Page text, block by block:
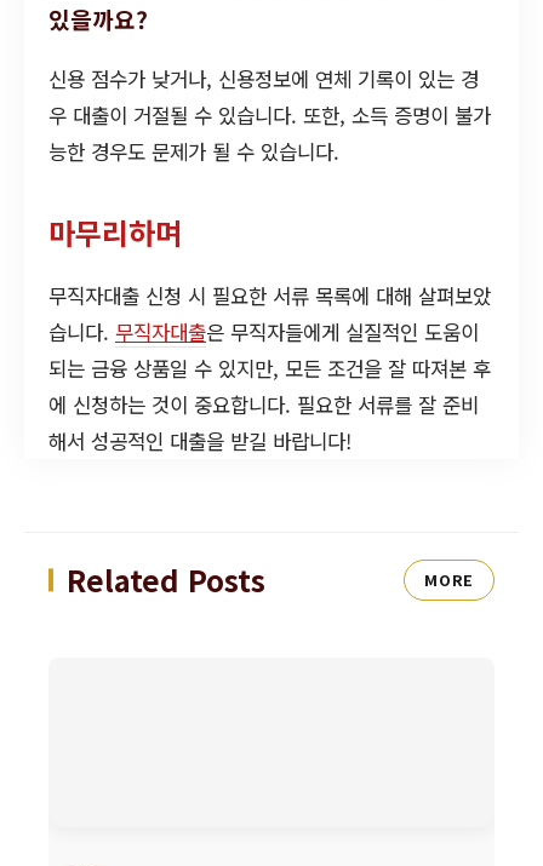
있을까요?
신용 점수가 낮거나, 신용정보에 연체 기록이 있는 경
우 대출이 거절될 수 있습니다. 또한, 소득 증명이 불가
능한 경우도 문제가 될 수 있습니다.
마무리하며
무직자대출 신청 시 필요한 서류 목록에 대해 살펴보았
습니다. 무직자대출은 무직자들에게 실질적인 도움이
되는 금융 상품일 수 있지만, 모든 조건을 잘 따져본 후
에 신청하는 것이 중요합니다. 필요한 서류를 잘 준비
해서 성공적인 대출을 받길 바랍니다!
Related Posts MORE